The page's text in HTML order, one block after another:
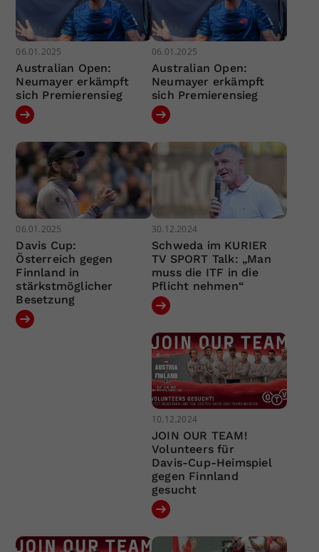
06.01.2025
Australian Open:
Neumayer erkämpft
sich Premierensieg
06.01.2025
Australian Open:
Neumayer erkämpft
sich Premierensieg
06.01.2025
Davis Cup:
Österreich gegen
Finnland in
stärkstmöglicher
Besetzung
30.12.2024
Schweda im KURIER
TV SPORT Talk: „Man
muss die ITF in die
Pflicht nehmen“
10.12.2024
JOIN OUR TEAM!
Volunteers für
Davis-Cup-Heimspiel
gegen Finnland
gesucht